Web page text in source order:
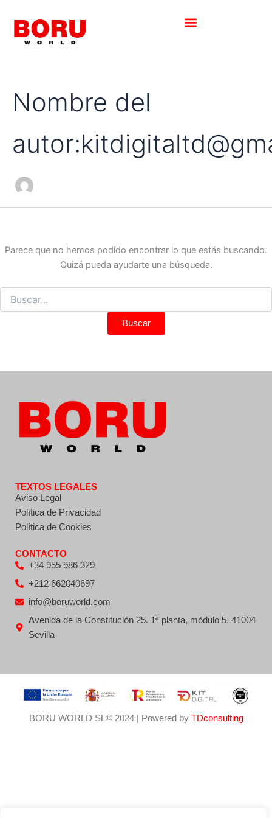
contenido
Nombre del
Parece que no hemos podido encontrar lo que estás buscando.
Quizá pueda ayudarte una búsqueda.
TEXTOS LEGALES
Aviso Legal
Política de Privacidad
Política de Cookies
CONTACTO
+34 955 986 329
+212 662040697
info@boruworld.com
Avenida de la Constitución 25. 1ª planta, módulo 5. 41004
Sevilla
BORU WORLD SL© 2024 | Powered by TDconsulting